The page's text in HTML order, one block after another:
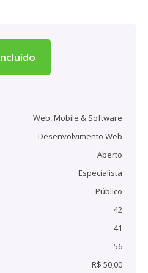
Web, Mobile & Software
Desenvolvimento Web
Aberto
Especialista
Público
42
41
56
R$ 50,00